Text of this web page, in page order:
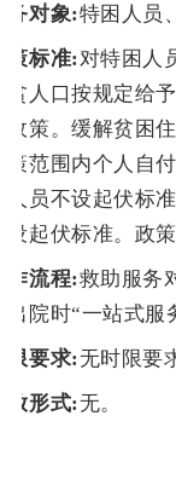
务对象:特困人员
策标准:对特困人
贫人口按规定给
政策。缓解贫困
策范围内个人自
人员不设起伏标
设起伏标准。政
作流程:救助服务
院时“一站式服
限要求:无时限要
放形式:无。